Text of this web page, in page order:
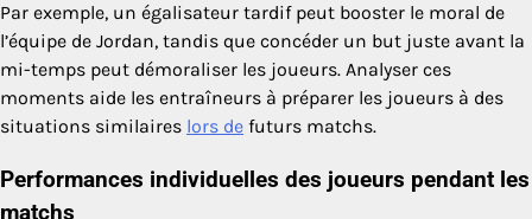
Par exemple, un égalisateur tardif peut booster le moral de
l’équipe de Jordan, tandis que concéder un but juste avant la
mi-temps peut démoraliser les joueurs. Analyser ces
moments aide les entraîneurs à préparer les joueurs à des
situations similaires lors de futurs matchs.
Performances individuelles des joueurs pendant les
matchs